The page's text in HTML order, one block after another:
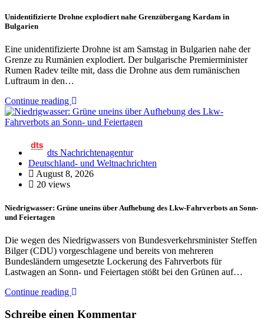
Unidentifizierte Drohne explodiert nahe Grenzübergang Kardam in
Bulgarien
Eine unidentifizierte Drohne ist am Samstag in Bulgarien nahe der
Grenze zu Rumänien explodiert. Der bulgarische Premierminister
Rumen Radev teilte mit, dass die Drohne aus dem rumänischen
Luftraum in den…
Continue reading
dts Nachrichtenagentur
Deutschland- und Weltnachrichten
August 8, 2026
20 views
Niedrigwasser: Grüne uneins über Aufhebung des Lkw-Fahrverbots an Sonn-
und Feiertagen
Die wegen des Niedrigwassers von Bundesverkehrsminister Steffen
Bilger (CDU) vorgeschlagene und bereits von mehreren
Bundesländern umgesetzte Lockerung des Fahrverbots für
Lastwagen an Sonn- und Feiertagen stößt bei den Grünen auf…
Continue reading
Schreibe einen Kommentar